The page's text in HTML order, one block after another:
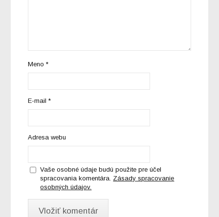
Meno*
E-mail*
Adresa webu
Vaše osobné údaje budú použite pre účel
spracovania komentára. Zásady spracovanie
osobných údajov.